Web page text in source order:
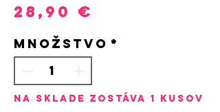
28,90 €
Množstvo *
Na sklade zostáva 1 kusov